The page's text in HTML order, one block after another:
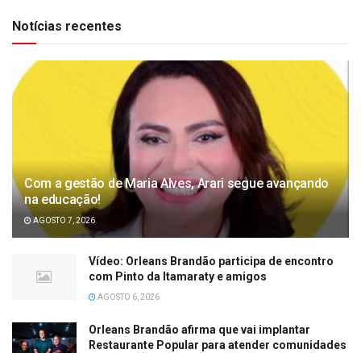
Notícias recentes
Com a gestão de Maria Alves, Arari segue avançando
na educação!
AGOSTO 7, 2026
Vídeo: Orleans Brandão participa de encontro
com Pinto da Itamaraty e amigos
AGOSTO 6, 2026
Orleans Brandão afirma que vai implantar
Restaurante Popular para atender comunidades